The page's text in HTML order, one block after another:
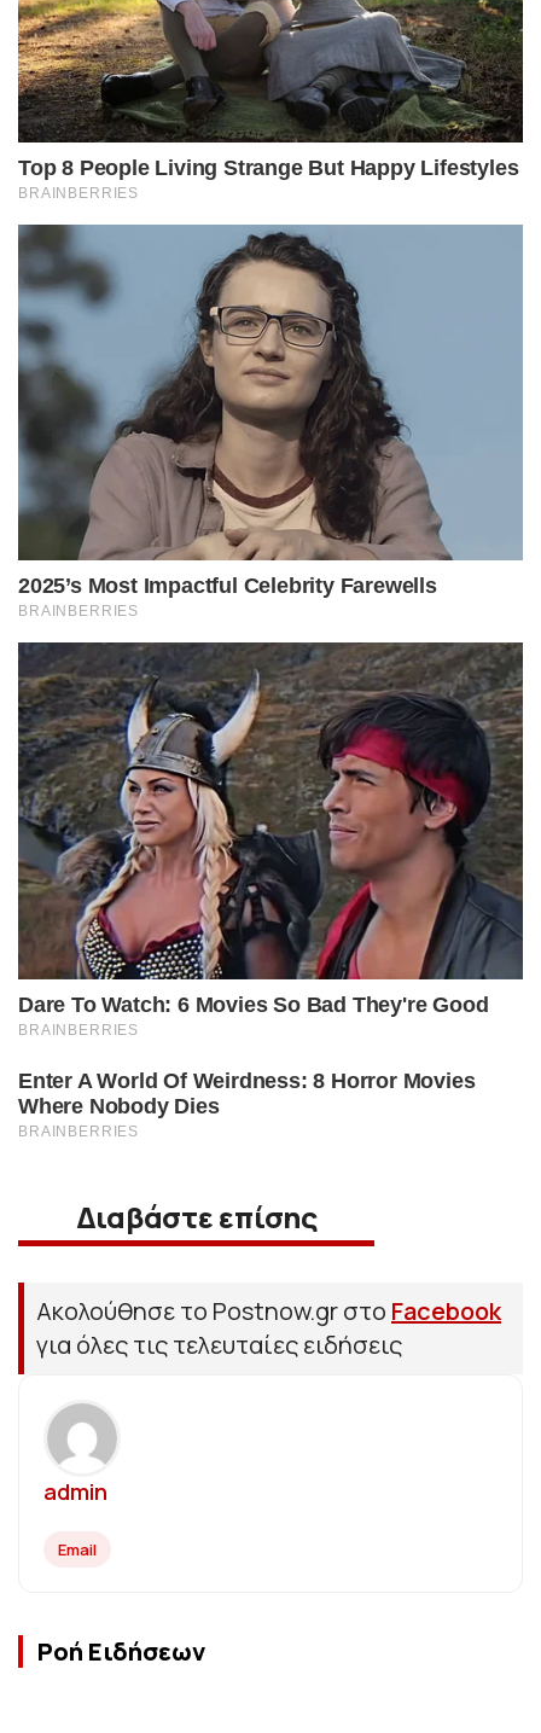
Διαβάστε επίσης
Ακολούθησε το Postnow.gr στο Facebook
για όλες τις τελευταίες ειδήσεις
admin
Email
Ροή Ειδήσεων